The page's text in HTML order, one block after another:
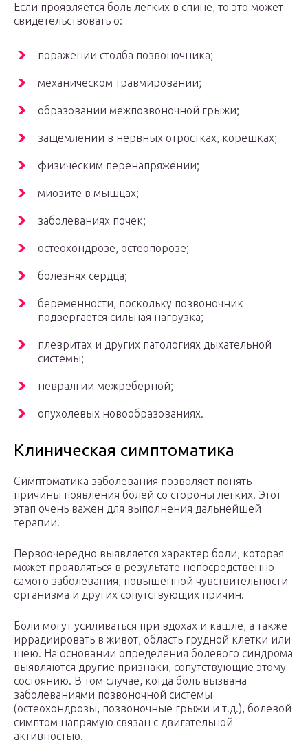
Если проявляется боль легких в спине, то это может
свидетельствовать о:
поражении столба позвоночника;
механическом травмировании;
образовании межпозвоночной грыжи;
защемлении в нервных отростках, корешках;
физическим перенапряжении;
миозите в мышцах;
заболеваниях почек;
остеохондрозе, остеопорозе;
болезнях сердца;
беременности, поскольку позвоночник
подвергается сильная нагрузка;
плевритах и других патологиях дыхательной
системы;
невралгии межреберной;
опухолевых новообразованиях.
Клиническая симптоматика
Симптоматика заболевания позволяет понять
причины появления болей со стороны легких. Этот
этап очень важен для выполнения дальнейшей
терапии.
Первоочередно выявляется характер боли, которая
может проявляться в результате непосредственно
самого заболевания, повышенной чувствительности
организма и других сопутствующих причин.
Боли могут усиливаться при вдохах и кашле, а также
иррадиировать в живот, область грудной клетки или
шею. На основании определения болевого синдрома
выявляются другие признаки, сопутствующие этому
состоянию. В том случае, когда боль вызвана
заболеваниями позвоночной системы
(остеохондрозы, позвоночные грыжи и т.д.), болевой
симптом напрямую связан с двигательной
активностью.